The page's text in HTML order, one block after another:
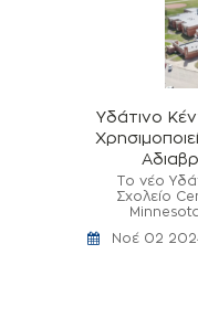
Υδάτινο
Το νέο
Σχολείο
Νοέ 02